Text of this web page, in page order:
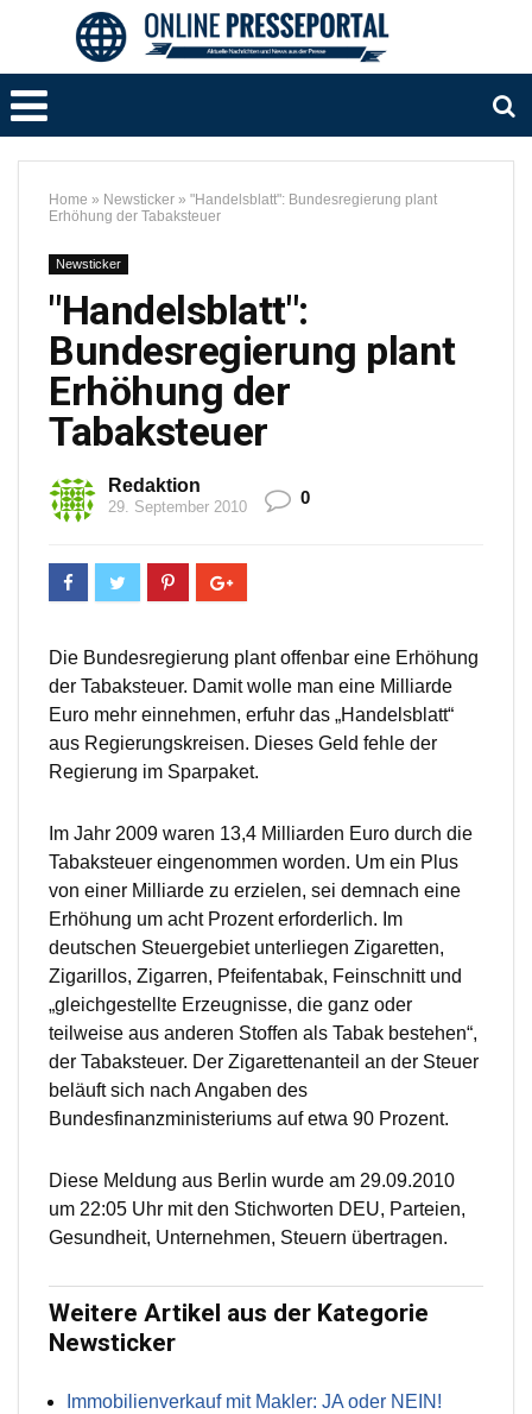
Home » Newsticker » "Handelsblatt": Bundesregierung plant
Erhöhung der Tabaksteuer
Newsticker
"Handelsblatt":
Bundesregierung plant
Erhöhung der
Tabaksteuer
Redaktion
29. September 2010 0
Die Bundesregierung plant offenbar eine Erhöhung
der Tabaksteuer. Damit wolle man eine Milliarde
Euro mehr einnehmen, erfuhr das „Handelsblatt“
aus Regierungskreisen. Dieses Geld fehle der
Regierung im Sparpaket.
Im Jahr 2009 waren 13,4 Milliarden Euro durch die
Tabaksteuer eingenommen worden. Um ein Plus
von einer Milliarde zu erzielen, sei demnach eine
Erhöhung um acht Prozent erforderlich. Im
deutschen Steuergebiet unterliegen Zigaretten,
Zigarillos, Zigarren, Pfeifentabak, Feinschnitt und
„gleichgestellte Erzeugnisse, die ganz oder
teilweise aus anderen Stoffen als Tabak bestehen“,
der Tabaksteuer. Der Zigarettenanteil an der Steuer
beläuft sich nach Angaben des
Bundesfinanzministeriums auf etwa 90 Prozent.
Diese Meldung aus Berlin wurde am 29.09.2010
um 22:05 Uhr mit den Stichworten DEU, Parteien,
Gesundheit, Unternehmen, Steuern übertragen.
Weitere Artikel aus der Kategorie
Newsticker
Immobilienverkauf mit Makler: JA oder NEIN!